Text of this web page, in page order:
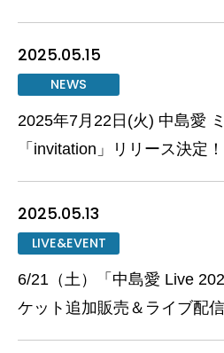
2025.05.15
NEWS
2025年7月22日(火) 中島愛
「invitation」リリース決定！
2025.05.13
LIVE&EVENT
6/21（土）「中島愛 Live
ケット追加販売＆ライブ配信